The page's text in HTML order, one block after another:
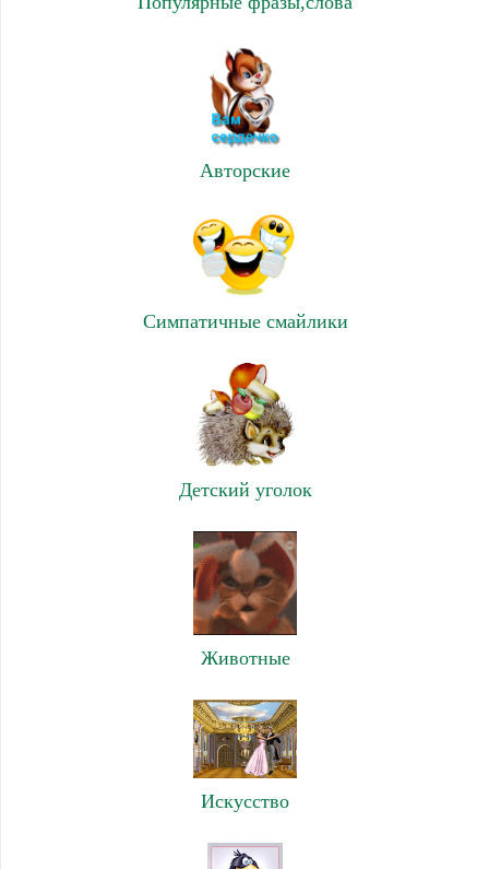
Авторские
Симпатичные смайлики
Детский уголок
Животные
Искусство